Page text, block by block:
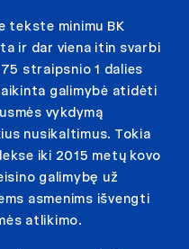
tekste minimu BK
ir dar viena itin svarbi
straipsnio 1 dalies
galimybė atidėti
vykdymą
nusikaltimus. Tokia
iki 2015 metų kovo
galimybę už
asmenims išvengti
atlikimo.